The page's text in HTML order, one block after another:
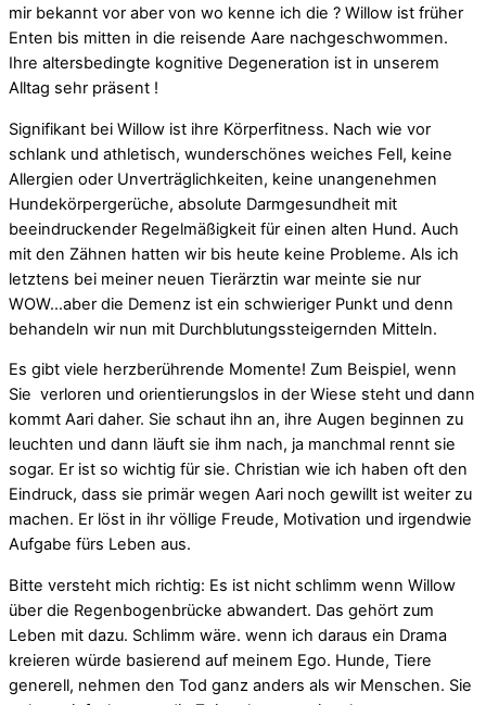
mir bekannt vor aber von wo kenne ich die ? Willow ist früher
Enten bis mitten in die reisende Aare nachgeschwommen.
Ihre altersbedingte kognitive Degeneration ist in unserem
Alltag sehr präsent !
Signifikant bei Willow ist ihre Körperfitness. Nach wie vor
schlank und athletisch, wunderschönes weiches Fell, keine
Allergien oder Unverträglichkeiten, keine unangenehmen
Hundekörpergerüche, absolute Darmgesundheit mit
beeindruckender Regelmäßigkeit für einen alten Hund. Auch
mit den Zähnen hatten wir bis heute keine Probleme. Als ich
letztens bei meiner neuen Tierärztin war meinte sie nur
WOW…aber die Demenz ist ein schwieriger Punkt und denn
behandeln wir nun mit Durchblutungssteigernden Mitteln.
Es gibt viele herzberührende Momente! Zum Beispiel, wenn
Sie verloren und orientierungslos in der Wiese steht und dann
kommt Aari daher. Sie schaut ihn an, ihre Augen beginnen zu
leuchten und dann läuft sie ihm nach, ja manchmal rennt sie
sogar. Er ist so wichtig für sie. Christian wie ich haben oft den
Eindruck, dass sie primär wegen Aari noch gewillt ist weiter zu
machen. Er löst in ihr völlige Freude, Motivation und irgendwie
Aufgabe fürs Leben aus.
Bitte versteht mich richtig: Es ist nicht schlimm wenn Willow
über die Regenbogenbrücke abwandert. Das gehört zum
Leben mit dazu. Schlimm wäre. wenn ich daraus ein Drama
kreieren würde basierend auf meinem Ego. Hunde, Tiere
generell, nehmen den Tod ganz anders als wir Menschen. Sie